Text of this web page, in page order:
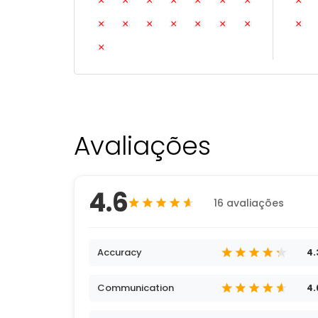
24 25 26 27 28 29 30
31
28
Avaliações
4.6
16 avaliações
Accuracy
Communication